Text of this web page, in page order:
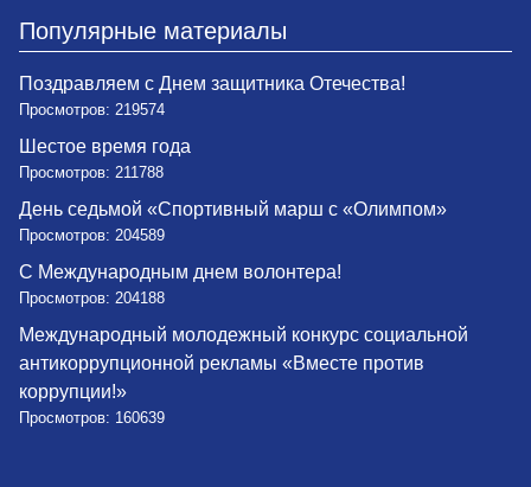
Популярные материалы
Поздравляем с Днем защитника Отечества!
Просмотров: 219574
Шестое время года
Просмотров: 211788
День седьмой «Спортивный марш с «Олимпом»
Просмотров: 204589
С Международным днем волонтера!
Просмотров: 204188
Международный молодежный конкурс социальной
антикоррупционной рекламы «Вместе против
коррупции!»
Просмотров: 160639